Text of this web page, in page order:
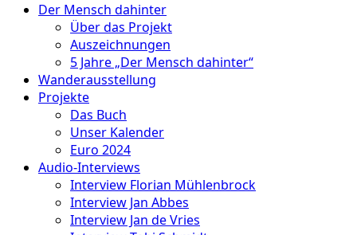
Der Mensch dahinter
Über das Projekt
Auszeichnungen
5 Jahre „Der Mensch dahinter“
Wanderausstellung
Projekte
Das Buch
Unser Kalender
Euro 2024
Audio-Interviews
Interview Florian Mühlenbrock
Interview Jan Abbes
Interview Jan de Vries